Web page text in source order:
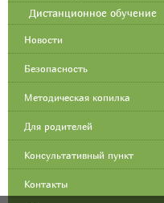
Дистанционное обучение
Новости
Безопасность
Методическая копилка
Для родителей
Консультативный пункт
Контакты